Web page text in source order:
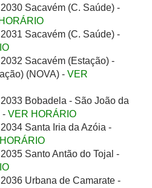
Sacavém (C. Saúde) -
Sacavém (C. Saúde) -
Sacavém (Estação) -
(NOVA) - VER
Bobadela - São João da
- VER HORÁRIO
Santa Iria da Azóia -
Santo Antão do Tojal -
Urbana de Camarate -